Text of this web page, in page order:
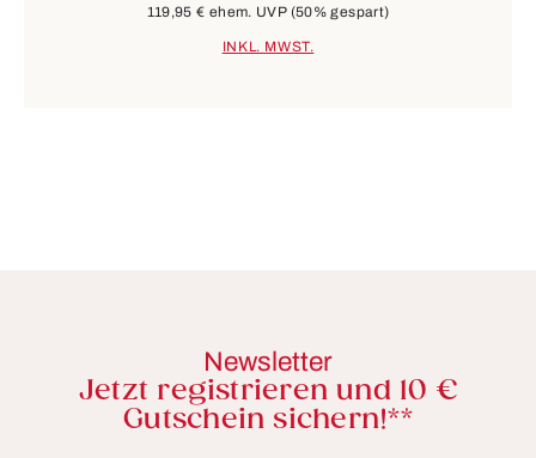
119,95 € ehem. UVP (50% gespart)
INKL. MWST.
Newsletter
Jetzt registrieren und 10 €
Gutschein sichern!**